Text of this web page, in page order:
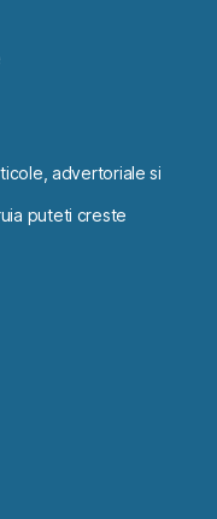
advertoriale si
puteti creste